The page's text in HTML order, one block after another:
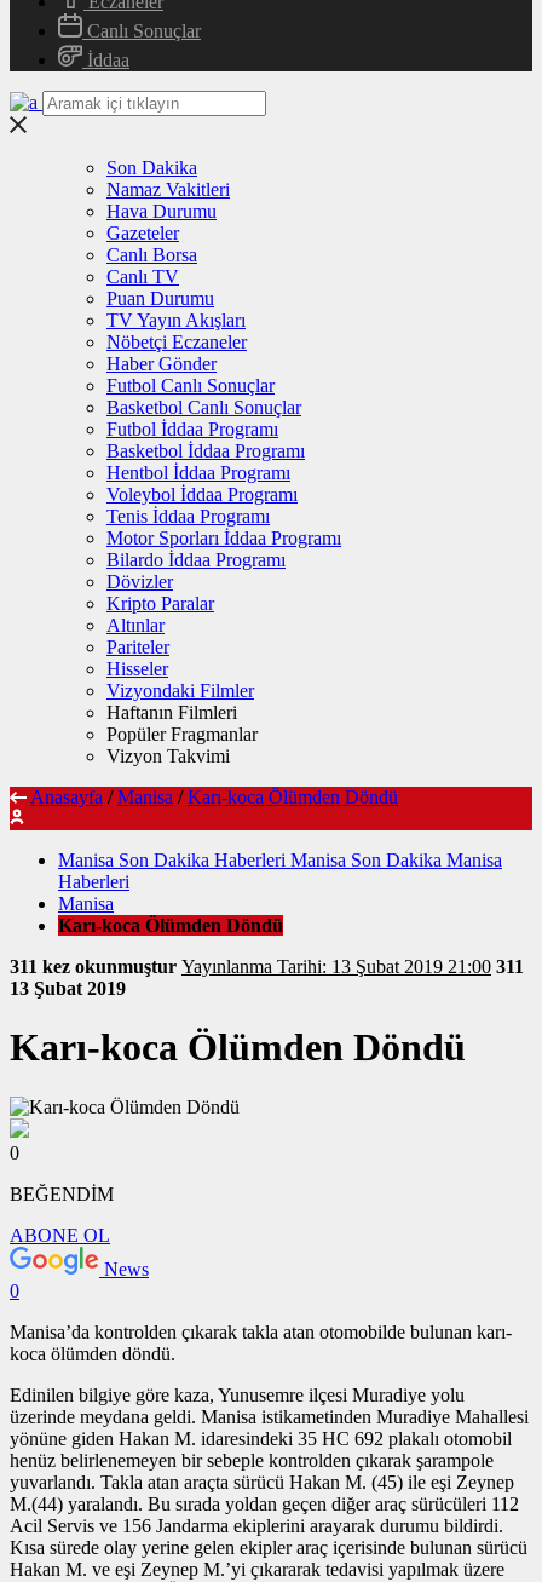
Canlı Sonuçlar
İddaa
Son Dakika
Namaz Vakitleri
Hava Durumu
Gazeteler
Canlı Borsa
Canlı TV
Puan Durumu
TV Yayın Akışları
Nöbetçi Eczaneler
Haber Gönder
Futbol Canlı Sonuçlar
Basketbol Canlı Sonuçlar
Futbol İddaa Programı
Basketbol İddaa Programı
Hentbol İddaa Programı
Voleybol İddaa Programı
Tenis İddaa Programı
Motor Sporları İddaa Programı
Bilardo İddaa Programı
Dövizler
Kripto Paralar
Altınlar
Pariteler
Hisseler
Vizyondaki Filmler
Haftanın Filmleri
Popüler Fragmanlar
Vizyon Takvimi
Anasayfa / Manisa / Karı-koca Ölümden Döndü
Manisa Son Dakika Haberleri Manisa Son Dakika Manisa
Haberleri
Manisa
Karı-koca Ölümden Döndü
311 kez okunmuştur Yayınlanma Tarihi: 13 Şubat 2019 21:00 311
13 Şubat 2019
Karı-koca Ölümden Döndü
0
BEĞENDİM
ABONE OL
News
0
Manisa’da kontrolden çıkarak takla atan otomobilde bulunan karı-
koca ölümden döndü.
Edinilen bilgiye göre kaza, Yunusemre ilçesi Muradiye yolu
üzerinde meydana geldi. Manisa istikametinden Muradiye Mahallesi
yönüne giden Hakan M. idaresindeki 35 HC 692 plakalı otomobil
henüz belirlenemeyen bir sebeple kontrolden çıkarak şarampole
yuvarlandı. Takla atan araçta sürücü Hakan M. (45) ile eşi Zeynep
M.(44) yaralandı. Bu sırada yoldan geçen diğer araç sürücüleri 112
Acil Servis ve 156 Jandarma ekiplerini arayarak durumu bildirdi.
Kısa sürede olay yerine gelen ekipler araç içerisinde bulunan sürücü
Hakan M. ve eşi Zeynep M.’yi çıkararak tedavisi yapılmak üzere